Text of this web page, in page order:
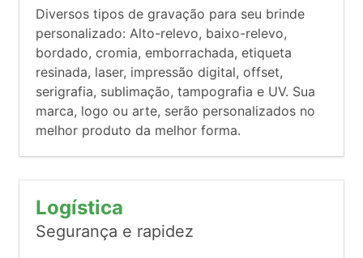
Diversos tipos de gravação para seu brinde
personalizado: Alto-relevo, baixo-relevo,
bordado, cromia, emborrachada, etiqueta
resinada, laser, impressão digital, offset,
serigrafia, sublimação, tampografia e UV. Sua
marca, logo ou arte, serão personalizados no
melhor produto da melhor forma.
Logística
Segurança e rapidez